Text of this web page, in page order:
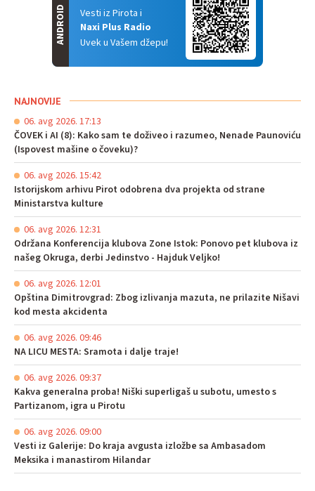
Vesti iz Pirota i
Naxi Plus Radio
Uvek u Vašem džepu!
ANDROID
NAJNOVIJE
06. avg 2026. 17:13
ČOVEK i AI (8): Kako sam te doživeo i razumeo, Nenade Paunoviću
(Ispovest mašine o čoveku)?
06. avg 2026. 15:42
Istorijskom arhivu Pirot odobrena dva projekta od strane
Ministarstva kulture
06. avg 2026. 12:31
Održana Konferencija klubova Zone Istok: Ponovo pet klubova iz
našeg Okruga, derbi Jedinstvo - Hajduk Veljko!
06. avg 2026. 12:01
Opština Dimitrovgrad: Zbog izlivanja mazuta, ne prilazite Nišavi
kod mesta akcidenta
06. avg 2026. 09:46
NA LICU MESTA: Sramota i dalje traje!
06. avg 2026. 09:37
Kakva generalna proba! Niški superligaš u subotu, umesto s
Partizanom, igra u Pirotu
06. avg 2026. 09:00
Vesti iz Galerije: Do kraja avgusta izložbe sa Ambasadom
Meksika i manastirom Hilandar